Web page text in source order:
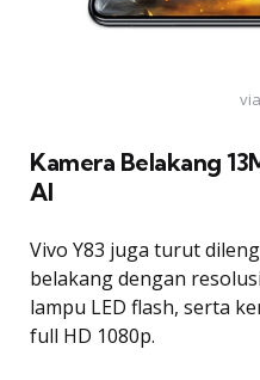
Kamera Belakang
AI
Vivo Y83 juga turut
belakang dengan
lampu LED flash, serta
full HD 1080p.